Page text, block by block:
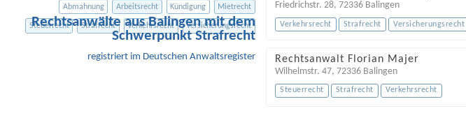
Rechtsanwälte aus Balingen mit dem
Schwerpunkt Strafrecht
registriert im Deutschen Anwaltsregister
Abmahnung
Arbeitsrecht Kündigung Mietrecht
Steuerrecht Strafrecht Verkehrsrecht Versicherungsrecht
Friedrichstr. 28, 72336 Balingen
Verkehrsrecht Strafrecht Versicherungsrecht
Rechtsanwalt Florian Majer
Wilhelmstr. 47,72336 Balingen
Steuerrecht Strafrecht Verkehrsrecht